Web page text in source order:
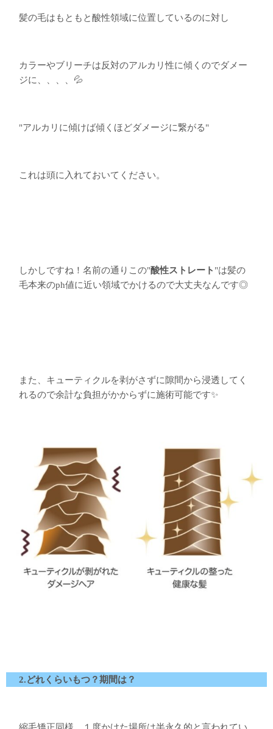
髪の毛はもともと酸性領域に位置しているのに対し
カラーやブリーチは反対のアルカリ性に傾くのでダメー
ジに、、、、💦
"アルカリに傾けば傾くほどダメージに繋がる"
これは頭に入れておいてください。
しかしですね！名前の通りこの"酸性ストレート "は髪の
毛本来のph値に近い領域でかけるので大丈夫なんです◎
また、キューティクルを剥がさずに隙間から浸透してく
れるので余計な負担がかからずに施術可能です✨
2.どれくらいもつ？期間は？